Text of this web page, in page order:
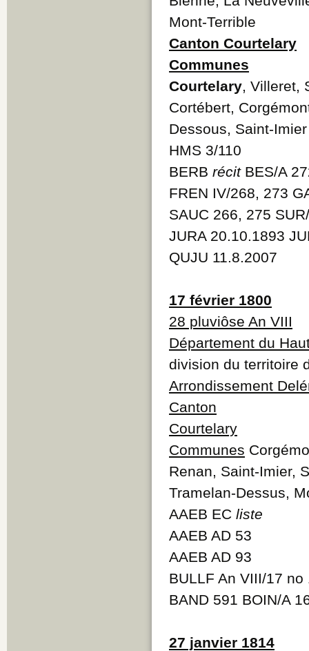
Mont-Terrible
Canton Courtelary
Communes
Courtelary ,
Cortébert,
Dessous, Saint-Imier
HMS 3/110
BERB récit BES/A
FREN IV/268, 273
SAUC 266, 275
JURA 20.10.1893
QUJU 11.8.2007
17 février 1800
28 pluviôse An VIII
Département du
division du territoire
Arrondissement
Canton
Courtelary
Communes
Renan, Saint-Imier,
Tramelan-Dessus,
AAEB EC liste
AAEB AD 53
AAEB AD 93
BULLF An VIII/17 no
BAND 591 BOIN/A
27 janvier 1814